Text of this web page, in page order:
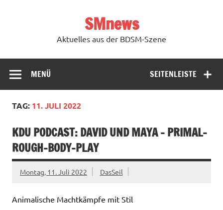
SMnews
Aktuelles aus der BDSM-Szene
SEITENLEISTE
MENÜ
TAG: 11. JULI 2022
KDU PODCAST: DAVID UND MAYA – PRIMAL-
ROUGH-BODY-PLAY
Montag, 11. Juli 2022 DasSeil
Animalische Machtkämpfe mit Stil